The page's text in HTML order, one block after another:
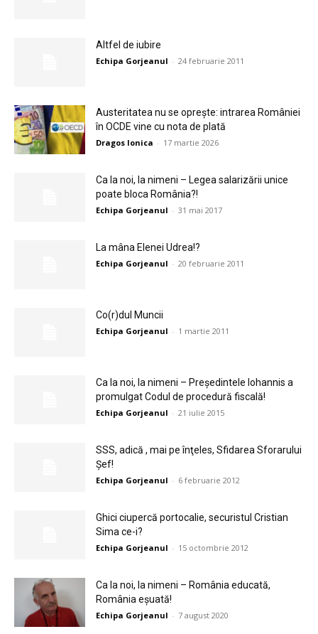
Altfel de iubire
Echipa Gorjeanul - 24 februarie 2011
Austeritatea nu se oprește: intrarea României
în OCDE vine cu nota de plată
Dragos Ionica - 17 martie 2026
Ca la noi, la nimeni – Legea salarizării unice
poate bloca România?!
Echipa Gorjeanul - 31 mai 2017
La mâna Elenei Udrea!?
Echipa Gorjeanul - 20 februarie 2011
Co(r)dul Muncii
Echipa Gorjeanul - 1 martie 2011
Ca la noi, la nimeni – Preşedintele Iohannis a
promulgat Codul de procedură fiscală!
Echipa Gorjeanul - 21 iulie 2015
SSS, adică , mai pe înţeles, Sfidarea Sforarului
Şef!
Echipa Gorjeanul - 6 februarie 2012
Ghici ciupercă portocalie, securistul Cristian
Sima ce-i?
Echipa Gorjeanul - 15 octombrie 2012
Ca la noi, la nimeni – România educată,
România eșuată!
Echipa Gorjeanul - 7 august 2020